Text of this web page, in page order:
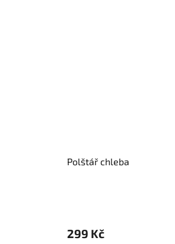
Polštář chleba
299 Kč